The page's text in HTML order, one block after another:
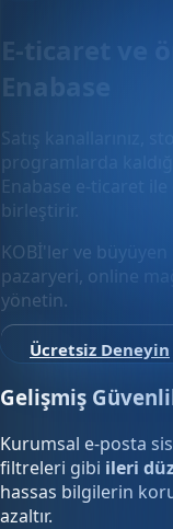
E-ticaret ve
Enabase
Satış kanallarınız,
programlarda
Enabase e-ticaret ile
birleştirir.
KOBİ'ler ve
pazaryeri, online
yönetin.
Ücretsiz Deneyin
Gelişmiş
Kurumsal e-posta
filtreleri gibi ileri
hassas bilgilerin
azaltır.